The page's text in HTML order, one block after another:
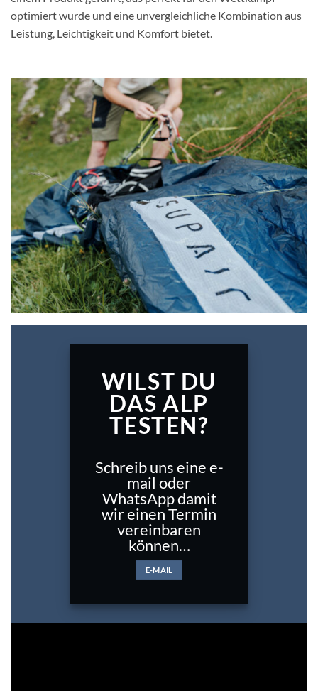
optimiert wurde und eine unvergleichliche Kombination aus
Leistung, Leichtigkeit und Komfort bietet.
WILST DU
DAS ALP
TESTEN?
Schreib uns eine e-
mail oder
WhatsApp damit
wir einen Termin
vereinbaren
können…
E-MAIL